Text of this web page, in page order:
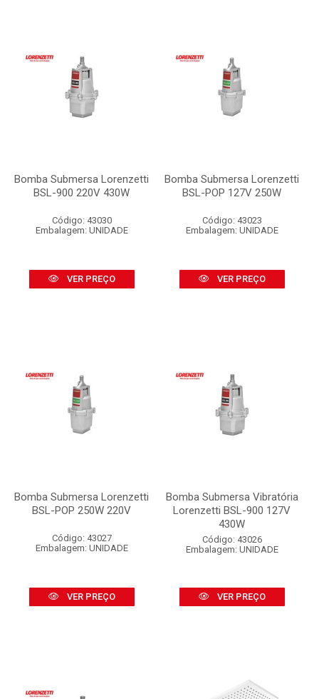
Bomba Submersa Lorenzetti
BSL-900 220V 430W
Código: 43030
Embalagem: UNIDADE
VER PREÇO
Bomba Submersa Lorenzetti
BSL-POP 127V 250W
Código: 43023
Embalagem: UNIDADE
VER PREÇO
Bomba Submersa Lorenzetti
BSL-POP 250W 220V
Código: 43027
Embalagem: UNIDADE
VER PREÇO
Bomba Submersa Vibratória
Lorenzetti BSL-900 127V
430W
Código: 43026
Embalagem: UNIDADE
VER PREÇO